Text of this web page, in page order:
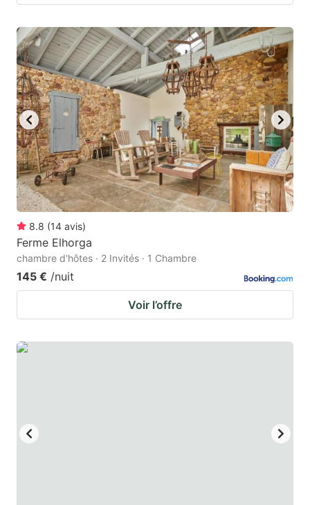
8.8 (14 avis)
Ferme Elhorga
chambre d'hôtes · 2 Invités · 1 Chambre
145 € /nuit
Voir l’offre